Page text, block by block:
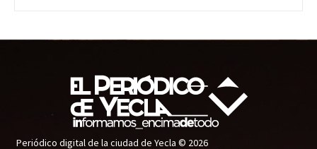
Periódico digital de la ciudad de Yecla © 2026